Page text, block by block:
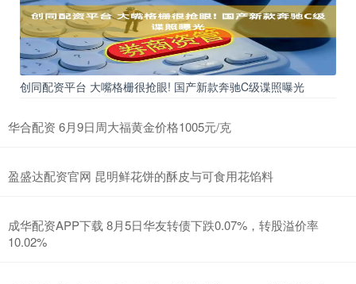
创同配资平台 大嘴格栅很抢眼! 国产新款奔驰C级谍照曝光
华合配资 6月9日周大福黄金价格1005元/克
盈盛达配资官网 昆明鲜花饼的酥皮与可食用花馅料
成华配资APP下载 8月5日华友转债下跌0.07%，转股溢价率
10.02%